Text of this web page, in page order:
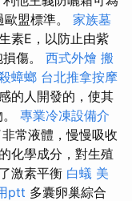
盟標準。 家族墓
素E，以防止由紫
傷。 西式外燴 搬
蟑螂 台北推拿按摩
的人開發的，使其
專業冷凍設備介
常液體，慢慢吸收
化學成分，對生殖
激素平衡 白蟻 美
ptt 多囊卵巢綜合